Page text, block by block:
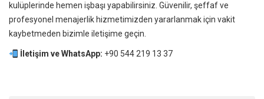
kulüplerinde hemen işbaşı yapabilirsiniz. Güvenilir, şeffaf ve
profesyonel menajerlik hizmetimizden yararlanmak için vakit
kaybetmeden bizimle iletişime geçin.
İletişim ve WhatsApp: +90 544 219 13 37